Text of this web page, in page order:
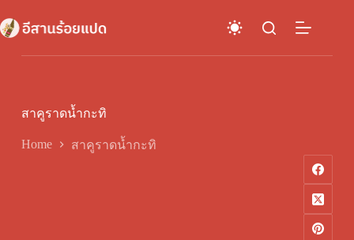
to
content
สาคูราดน้ำกะทิ
Home สาคูราดน้ำกะทิ